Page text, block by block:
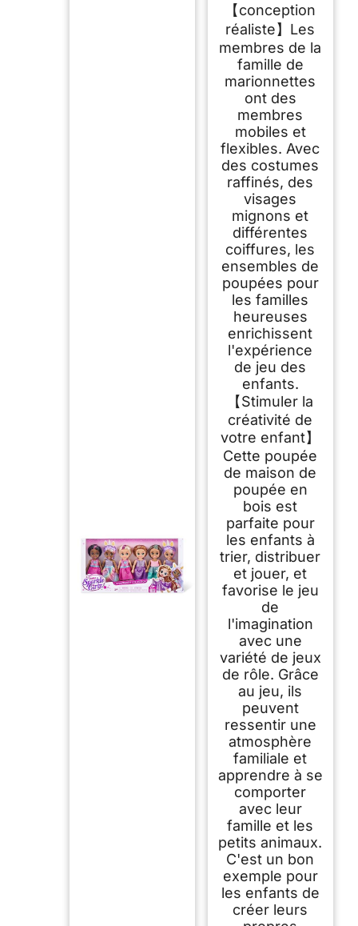
Marionnettes
Personnage Maison
de Poupee Dolls de
Jeu de Simulation
Familiale Meubles
Miniatures Cadeau
De Jouets pour
Enfants
【conception
réaliste】Les
membres de la
famille de
marionnettes
ont des
membres
mobiles et
flexibles. Avec
des costumes
raffinés, des
visages
mignons et
différentes
coiffures, les
ensembles de
poupées pour
les familles
heureuses
enrichissent
l'expérience
de jeu des
enfants.
【Stimuler la
créativité de
votre enfant】
Cette poupée
de maison de
poupée en
bois est
parfaite pour
les enfants à
trier, distribuer
et jouer, et
favorise le jeu
de
l'imagination
avec une
variété de jeux
de rôle. Grâce
au jeu, ils
peuvent
ressentir une
atmosphère
familiale et
apprendre à se
comporter
avec leur
famille et les
petits animaux.
C'est un bon
exemple pour
les enfants de
créer leurs